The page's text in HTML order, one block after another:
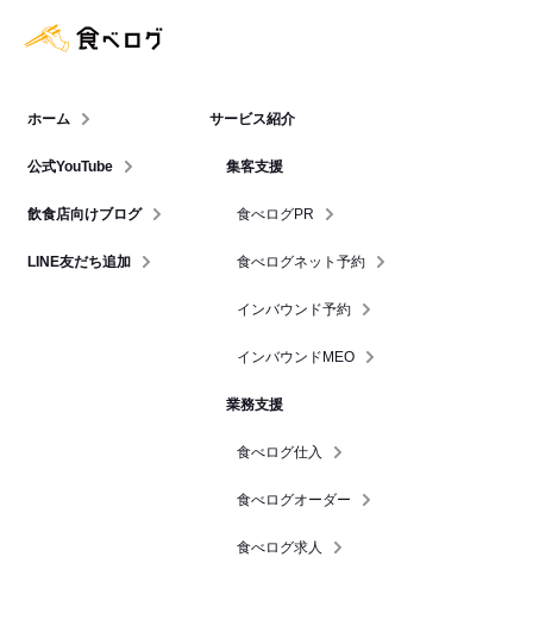
ホーム
公式YouTube
飲食店向けブログ
LINE友だち追加
サービス紹介
集客支援
食べログPR
食べログネット予約
インバウンド予約
インバウンドMEO
業務支援
食べログ仕入
食べログオーダー
食べログ求人